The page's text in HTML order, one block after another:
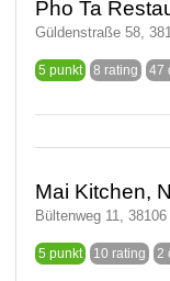
Pho Ta
Güldenstraße 58,
5 punkt 8 rating 47
Mai Kitchen,
Bültenweg 11,
5 punkt 10 rating 2